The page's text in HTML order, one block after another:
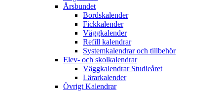
Årsbundet
Bordskalender
Fickkalender
Väggkalender
Refill kalendrar
Systemkalendrar och tillbehör
Elev- och skolkalendrar
Väggkalendrar Studieåret
Lärarkalender
Övrigt Kalendrar